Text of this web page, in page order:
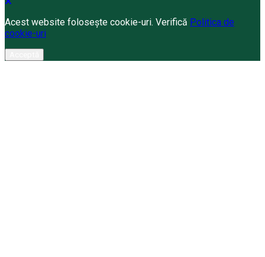
Acest website folosește cookie-uri. Verifică Politica de
cookie-uri